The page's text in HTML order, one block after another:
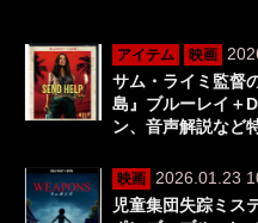
アイテム 映画
サム・ライミ監督
島』ブルーレイ＋
ン、音声解説など
映画
2026.01.23
児童集団失踪ミス